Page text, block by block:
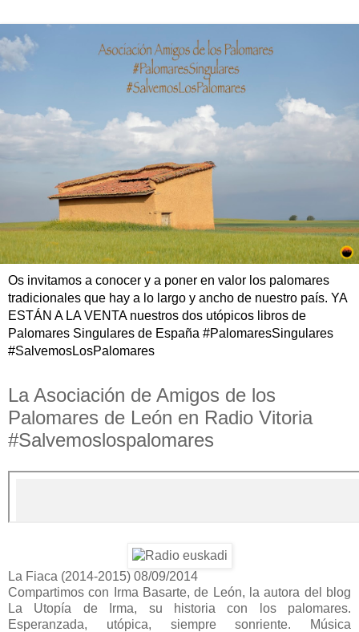
Os invitamos a conocer y a poner en valor los palomares
tradicionales que hay a lo largo y ancho de nuestro país. YA
ESTÁN A LA VENTA nuestros dos utópicos libros de
Palomares Singulares de España #PalomaresSingulares
#SalvemosLosPalomares
La Asociación de Amigos de los
Palomares de León en Radio Vitoria
#Salvemoslospalomares
La Fiaca (2014-2015) 08/09/2014
Compartimos con Irma Basarte, de León, la autora del blog
La Utopía de Irma, su historia con los palomares.
Esperanzada, utópica, siempre sonriente. Música